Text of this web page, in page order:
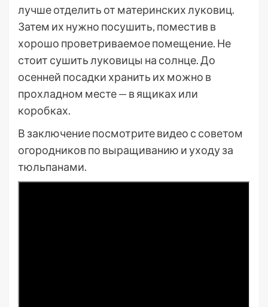
лучше отделить от материнских луковиц.
Затем их нужно посушить, поместив в
хорошо проветриваемое помещение. Не
стоит сушить луковицы на солнце. До
осенней посадки хранить их можно в
прохладном месте — в ящиках или
коробках.
В заключение посмотрите видео с советом
огородников по выращиванию и уходу за
тюльпанами.